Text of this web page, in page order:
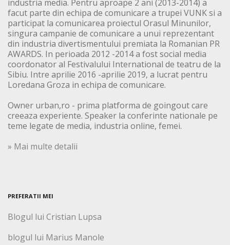
industria media. Pentru aproape 2 ani (2013-2014) a
facut parte din echipa de comunicare a trupei VUNK si a
participat la comunicarea proiectul Orasul Minunilor,
singura campanie de comunicare a unui reprezentant
din industria divertismentului premiata la Romanian PR
AWARDS. In perioada 2012 -2014 a fost social media
coordonator al Festivalului International de teatru de la
Sibiu. Intre aprilie 2016 -aprilie 2019, a lucrat pentru
Loredana Groza in echipa de comunicare.
Owner urban,ro - prima platforma de goingout care
creeaza experiente. Speaker la conferinte nationale pe
teme legate de media, industria online, femei.
» Mai multe detalii
PREFERATII MEI
Blogul lui Cristian Lupsa
blogul lui Marius Manole